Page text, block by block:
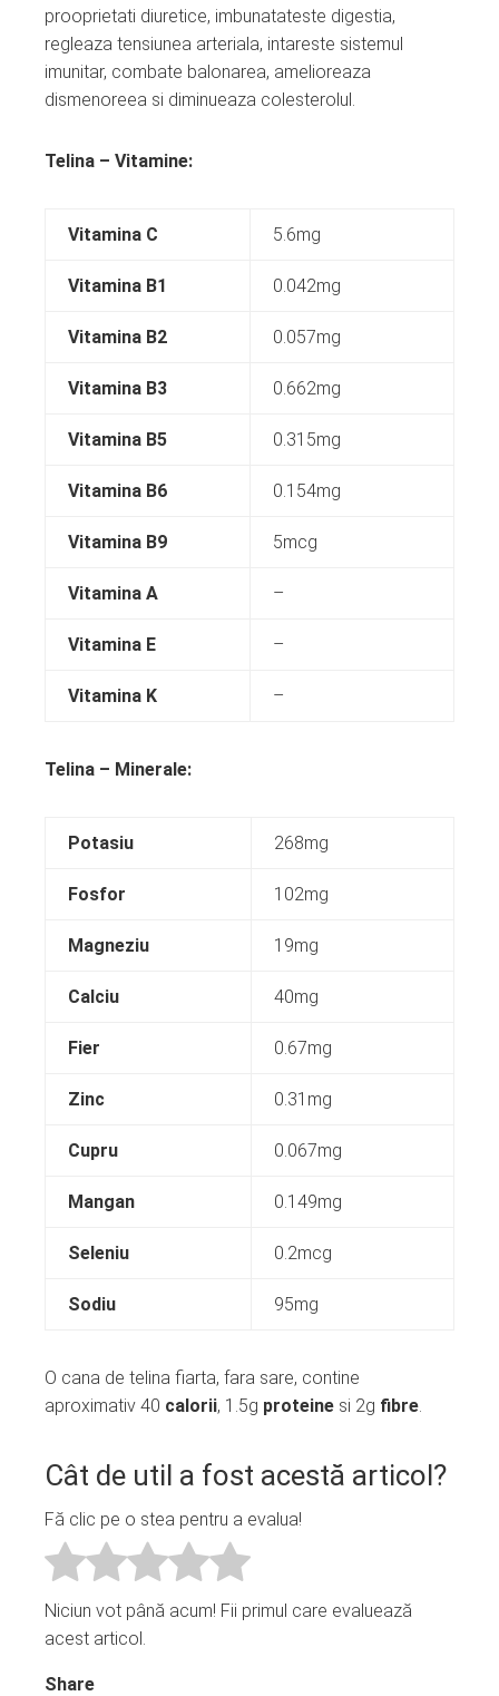
prooprietati diuretice, imbunatateste digestia,
regleaza tensiunea arteriala, intareste sistemul
imunitar, combate balonarea, amelioreaza
dismenoreea si diminueaza colesterolul.
Telina – Vitamine:
Vitamina C 5.6mg
Vitamina B1 0.042mg
Vitamina B2 0.057mg
Vitamina B3 0.662mg
Vitamina B5 0.315mg
Vitamina B6 0.154mg
Vitamina B9 5mcg
Vitamina A –
Vitamina E –
Vitamina K –
Telina – Minerale:
Potasiu 268mg
Fosfor 102mg
Magneziu 19mg
Calciu 40mg
Fier 0.67mg
Zinc 0.31mg
Cupru 0.067mg
Mangan 0.149mg
Seleniu 0.2mcg
Sodiu 95mg
O cana de telina fiarta, fara sare, contine
aproximativ 40 calorii, 1.5g proteine si 2g fibre.
Cât de util a fost acestă articol?
Fă clic pe o stea pentru a evalua!
Niciun vot până acum! Fii primul care evaluează
acest articol.
Share